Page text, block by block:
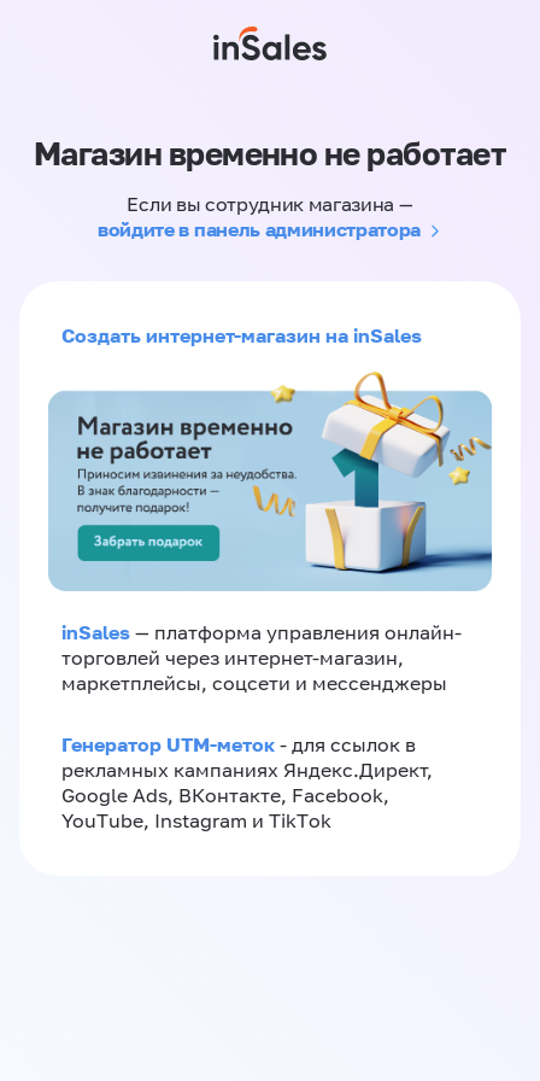
Магазин временно не работает
Если вы сотрудник магазина —
войдите в панель администратора
Создать интернет-магазин на inSales
inSales — платформа управления онлайн-
торговлей через интернет-магазин,
маркетплейсы, соцсети и мессенджеры
Генератор UTM-меток - для ссылок в
рекламных кампаниях Яндекс.Директ,
Google Ads, ВКонтакте, Facebook,
YouTube, Instagram и TikTok